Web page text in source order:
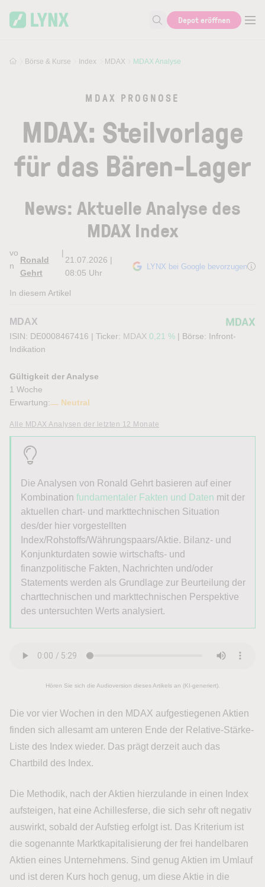
Suche nach Aktie, Autor...
Depot eröffnen
Börse & Kurse Index MDAX MDAX Analyse
MDAX PROGNOSE
MDAX: Steilvorlage
für das Bären-Lager
News: Aktuelle Analyse des
MDAX Index
vo
n
Ronald
Gehrt
|
21.07.2026 |
08:05 Uhr
LYNX bei Google bevorzugen
In diesem Artikel
MDAX
ISIN: DE0008467416 | Ticker: MDAX 0,21 % | Börse: Infront-
Indikation
Gültigkeit der Analyse
1 Woche
Erwartung:
Neutral
Alle MDAX Analysen der letzten 12 Monate
Die Analysen von Ronald Gehrt basieren auf einer
Kombination fundamentaler Fakten und Daten mit der
aktuellen chart- und markttechnischen Situation
des/der hier vorgestellten
Index/Rohstoffs/Währungspaars/Aktie. Bilanz- und
Konjunkturdaten sowie wirtschafts- und
finanzpolitische Fakten, Nachrichten und/oder
Statements werden als Grundlage zur Beurteilung der
charttechnischen und markttechnischen Perspektive
des untersuchten Werts analysiert.
Hören Sie sich die Audioversion dieses Artikels an (KI-generiert).
Die vor vier Wochen in den MDAX aufgestiegenen Aktien
finden sich allesamt am unteren Ende der Relative-Stärke-
Liste des Index wieder. Das prägt derzeit auch das
Chartbild des Index.
Die Methodik, nach der Aktien hierzulande in einen Index
aufsteigen, hat eine Achillesferse, die sich sehr oft negativ
auswirkt, sobald der Aufstieg erfolgt ist. Das Kriterium ist
die sogenannte Marktkapitalisierung der frei handelbaren
Aktien eines Unternehmens. Sind genug Aktien im Umlauf
und ist deren Kurs hoch genug, um diese Aktie in die